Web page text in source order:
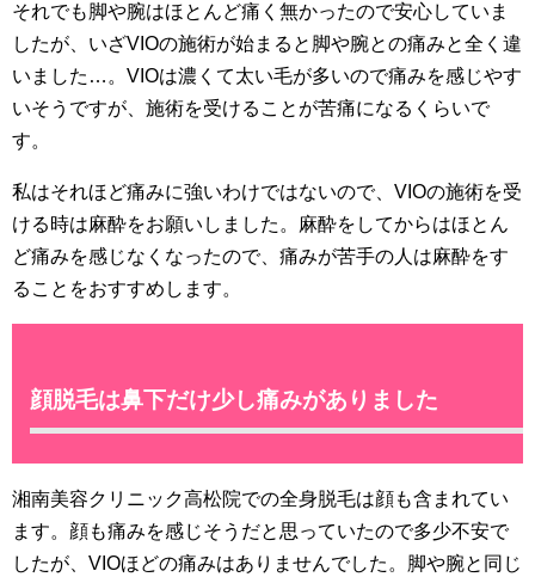
それでも脚や腕はほとんど痛く無かったので安心していま
したが、いざVIOの施術が始まると脚や腕との痛みと全く違
いました…。VIOは濃くて太い毛が多いので痛みを感じやす
いそうですが、施術を受けることが苦痛になるくらいで
す。
私はそれほど痛みに強いわけではないので、VIOの施術を受
ける時は麻酔をお願いしました。麻酔をしてからはほとん
ど痛みを感じなくなったので、痛みが苦手の人は麻酔をす
ることをおすすめします。
顔脱毛は鼻下だけ少し痛みがありました
湘南美容クリニック高松院での全身脱毛は顔も含まれてい
ます。顔も痛みを感じそうだと思っていたので多少不安で
したが、VIOほどの痛みはありませんでした。脚や腕と同じ